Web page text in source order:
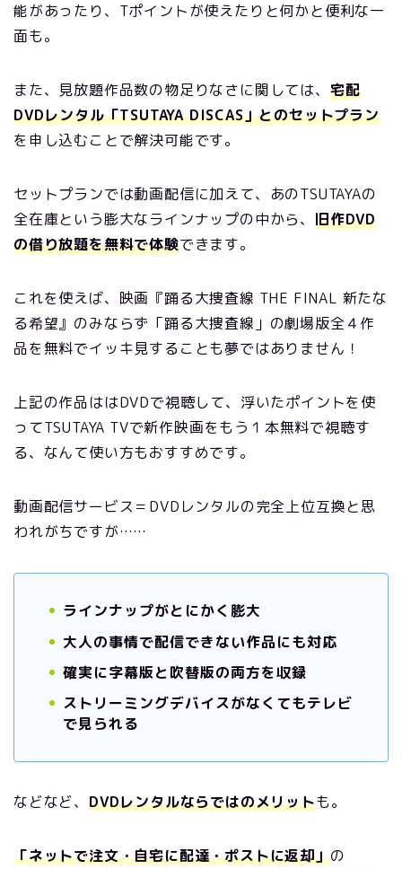
能があったり、Tポイントが使えたりと何かと便利な一
面も。
また、見放題作品数の物足りなさに関しては、 宅配
DVDレンタル「TSUTAYA DISCAS」とのセットプラン
を申し込むことで解決可能です。
セットプランでは動画配信に加えて、あのTSUTAYAの
全在庫という膨大なラインナップの中から、 旧作DVD
の借り放題を無料で体験できます。
これを使えば、映画『踊る大捜査線 THE FINAL 新たな
る希望』のみならず「踊る大捜査線」の劇場版全４作
品を無料でイッキ見することも夢ではありません！
上記の作品ははDVDで視聴して、浮いたポイントを使
ってTSUTAYA TVで新作映画をもう１本無料で視聴す
る、なんて使い方もおすすめです。
動画配信サービス＝DVDレンタルの完全上位互換と思
われがちですが……
ラインナップがとにかく膨大
大人の事情で配信できない作品にも対応
確実に字幕版と吹替版の両方を収録
ストリーミングデバイスがなくてもテレビ
で見られる
などなど、 DVDレンタルならではのメリットも。
「ネットで注文・自宅に配達・ポストに返却」の